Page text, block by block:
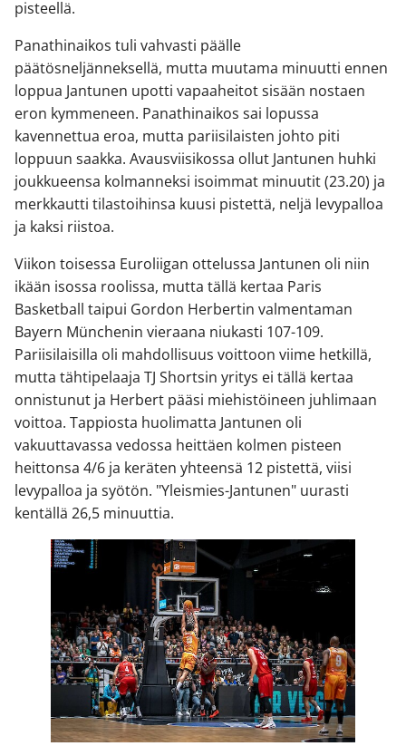
pisteellä.
Panathinaikos tuli vahvasti päälle
päätösneljänneksellä, mutta muutama minuutti ennen
loppua Jantunen upotti vapaaheitot sisään nostaen
eron kymmeneen. Panathinaikos sai lopussa
kavennettua eroa, mutta pariisilaisten johto piti
loppuun saakka. Avausviisikossa ollut Jantunen huhki
joukkueensa kolmanneksi isoimmat minuutit (23.20) ja
merkkautti tilastoihinsa kuusi pistettä, neljä levypalloa
ja kaksi riistoa.
Viikon toisessa Euroliigan ottelussa Jantunen oli niin
ikään isossa roolissa, mutta tällä kertaa Paris
Basketball taipui Gordon Herbertin valmentaman
Bayern Münchenin vieraana niukasti 107-109.
Pariisilaisilla oli mahdollisuus voittoon viime hetkillä,
mutta tähtipelaaja TJ Shortsin yritys ei tällä kertaa
onnistunut ja Herbert pääsi miehistöineen juhlimaan
voittoa. Tappiosta huolimatta Jantunen oli
vakuuttavassa vedossa heittäen kolmen pisteen
heittonsa 4/6 ja keräten yhteensä 12 pistettä, viisi
levypalloa ja syötön. "Yleismies-Jantunen" uurasti
kentällä 26,5 minuuttia.